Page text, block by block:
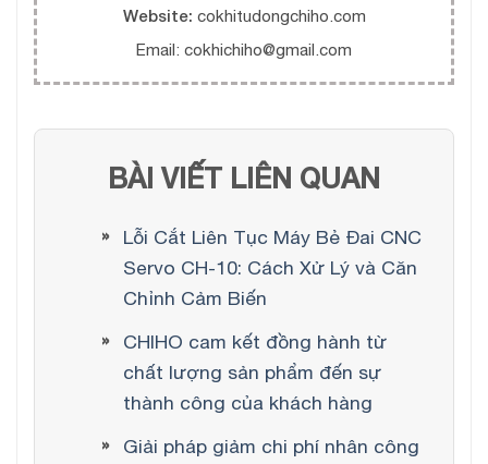
Website: cokhitudongchiho.com
Email: cokhichiho@gmail.com
BÀI VIẾT LIÊN QUAN
Lỗi Cắt Liên Tục Máy Bẻ Đai CNC
Servo CH-10: Cách Xử Lý và Căn
Chỉnh Cảm Biến
CHIHO cam kết đồng hành từ
chất lượng sản phẩm đến sự
thành công của khách hàng
Giải pháp giảm chi phí nhân công